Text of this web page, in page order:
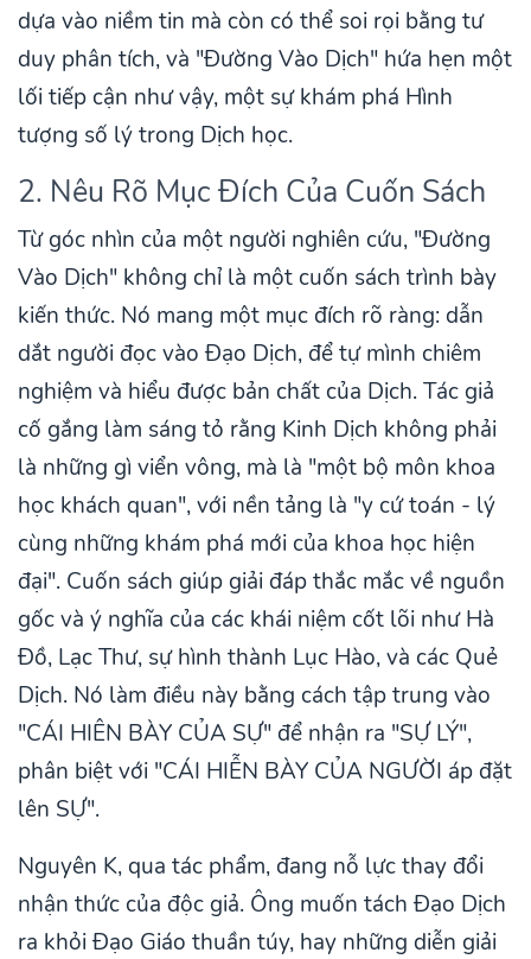
dựa vào niềm tin mà còn có thể soi rọi bằng tư
duy phân tích, và "Đường Vào Dịch" hứa hẹn một
lối tiếp cận như vậy, một sự khám phá Hình
tượng số lý trong Dịch học.
2. Nêu Rõ Mục Đích Của Cuốn Sách
Từ góc nhìn của một người nghiên cứu, "Đường
Vào Dịch" không chỉ là một cuốn sách trình bày
kiến thức. Nó mang một mục đích rõ ràng: dẫn
dắt người đọc vào Đạo Dịch, để tự mình chiêm
nghiệm và hiểu được bản chất của Dịch. Tác giả
cố gắng làm sáng tỏ rằng Kinh Dịch không phải
là những gì viển vông, mà là "một bộ môn khoa
học khách quan", với nền tảng là "y cứ toán - lý
cùng những khám phá mới của khoa học hiện
đại". Cuốn sách giúp giải đáp thắc mắc về nguồn
gốc và ý nghĩa của các khái niệm cốt lõi như Hà
Đồ, Lạc Thư, sự hình thành Lục Hào, và các Quẻ
Dịch. Nó làm điều này bằng cách tập trung vào
"CÁI HIÊN BÀY CỦA SỰ" để nhận ra "SỰ LÝ",
phân biệt với "CÁI HIỄN BÀY CỦA NGƯỜI áp đặt
lên SỰ".
Nguyên K, qua tác phẩm, đang nỗ lực thay đổi
nhận thức của độc giả. Ông muốn tách Đạo Dịch
ra khỏi Đạo Giáo thuần túy, hay những diễn giải